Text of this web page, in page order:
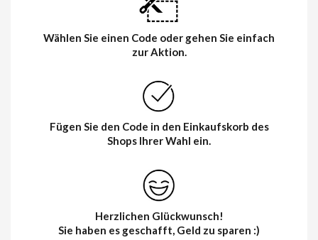
Wählen Sie einen Code oder gehen Sie einfach
zur Aktion.
Fügen Sie den Code in den Einkaufskorb des
Shops Ihrer Wahl ein.
Herzlichen Glückwunsch!
Sie haben es geschafft, Geld zu sparen :)